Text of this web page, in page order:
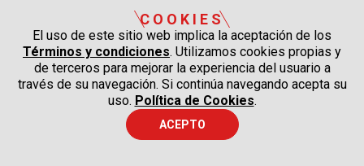
COOKIES
El uso de este sitio web implica la aceptación de los
Términos y condiciones. Utilizamos cookies propias y
de terceros para mejorar la experiencia del usuario a
través de su navegación. Si continúa navegando acepta su
uso. Política de Cookies.
ACEPTO